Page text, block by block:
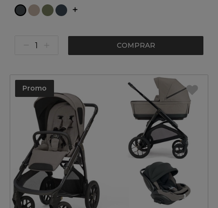
COMPRAR
Promo